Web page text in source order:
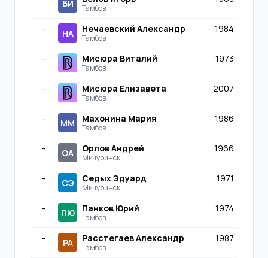
БИ Тамбов
- НА Нечаевский Александр
Тамбов
1984
- Мисюра Виталий
Тамбов
1973
- Мисюра Елизавета
Тамбов
2007
- ММ Махонина Мария
Тамбов
1986
- ОА Орлов Андрей
Мичуринск
1966
- СЭ Седых Эдуард
Мичуринск
1971
- ПЮ Панков Юрий
Тамбов
1974
- РА Расстегаев Александр
Тамбов
1987